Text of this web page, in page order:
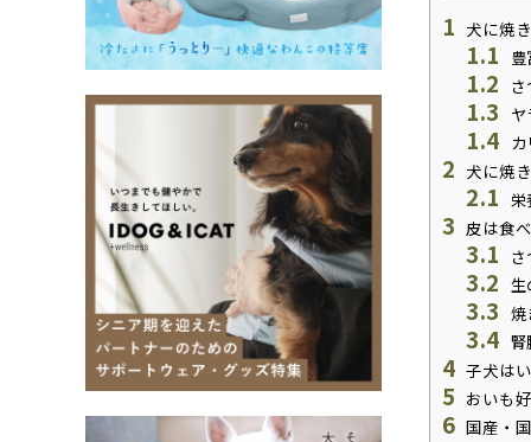
1 犬に焼
1.1
1.2
1.3
1.4
2 犬に焼
2.1 栄
3 皮は食
3.1
3.2 生
3.3 焼
3.4 腎
4 子犬は
5 おいも
6 国産・